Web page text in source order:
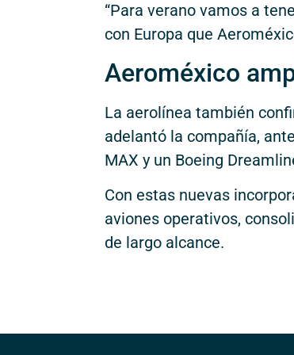
“Para verano vamos a
con Europa que
Aeroméxico
La aerolínea también
adelantó la compañía,
MAX y un Boeing
Con estas nuevas
aviones operativos,
de largo alcance.